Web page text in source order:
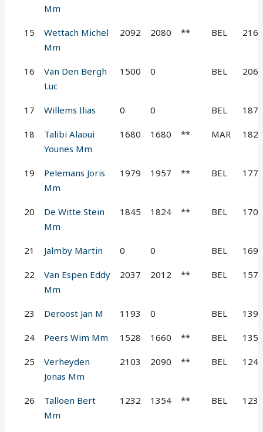
Mm
15
Wettach Michel
Mm
2092 2080 ** BEL 216
16
Van Den Bergh
Luc
1500 0 BEL 206
17 Willems Ilias 0 0 BEL 187
18
Talibi Alaoui
Younes Mm
1680 1680 ** MAR 182
19
Pelemans Joris
Mm
1979 1957 ** BEL 177
20
De Witte Stein
Mm
1845 1824 ** BEL 170
21 Jalmby Martin 0 0 BEL 169
22
Van Espen Eddy
Mm
2037 2012 ** BEL 157
23 Deroost Jan M 1193 0 BEL 139
24 Peers Wim Mm 1528 1660 ** BEL 135
25
Verheyden
Jonas Mm
2103 2090 ** BEL 124
26
Talloen Bert
Mm
1232 1354 ** BEL 123